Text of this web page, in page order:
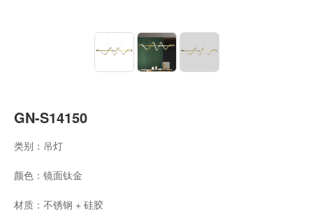
GN-S14150
类别：吊灯
颜色：镜面钛金
材质：不锈钢 + 硅胶